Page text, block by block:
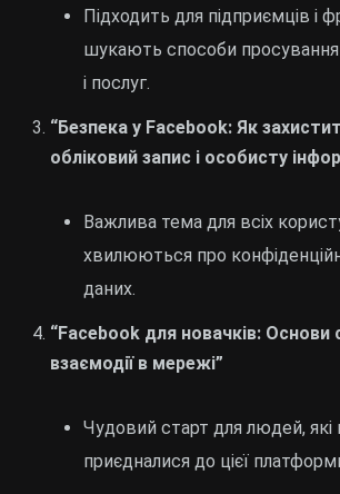
Підходить для підприємців і
шукають способи просування
і послуг.
“Безпека у Facebook: Як
обліковий запис і особисту
Важлива тема для всіх
хвилюються про
даних.
“Facebook для новачків: Основи
взаємодії в мережі”
Чудовий старт для людей,
приєдналися до цієї